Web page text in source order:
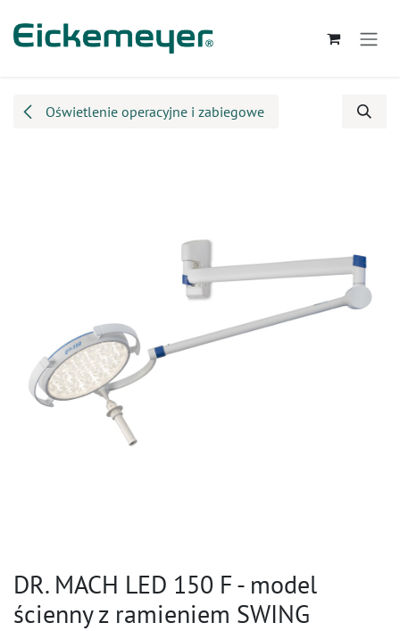
Oświetlenie operacyjne i zabiegowe
DR. MACH LED 150 F - model
ścienny z ramieniem SWING